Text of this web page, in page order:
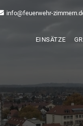
info@feuerwehr-
EINSÄTZE